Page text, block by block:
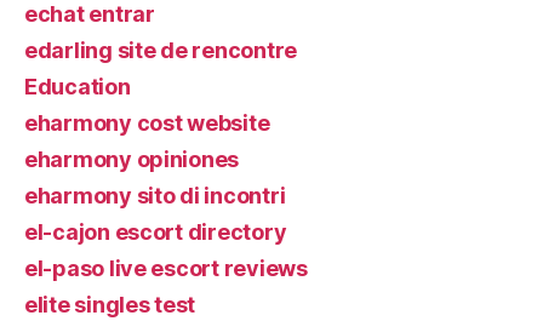
echat entrar
edarling site de rencontre
Education
eharmony cost website
eharmony opiniones
eharmony sito di incontri
el-cajon escort directory
el-paso live escort reviews
elite singles test